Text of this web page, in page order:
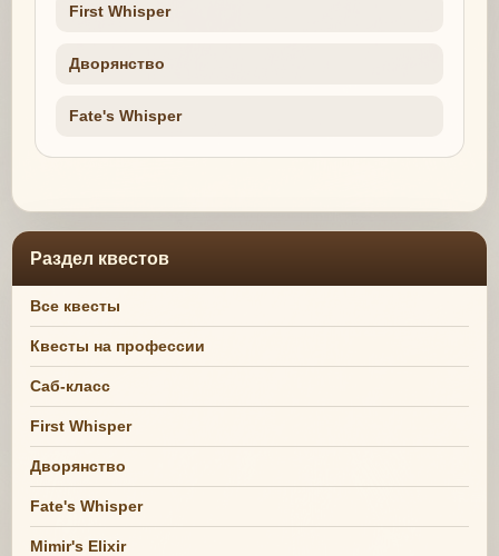
First Whisper
Дворянство
Fate's Whisper
Раздел квестов
Все квесты
Квесты на профессии
Саб-класс
First Whisper
Дворянство
Fate's Whisper
Mimir's Elixir